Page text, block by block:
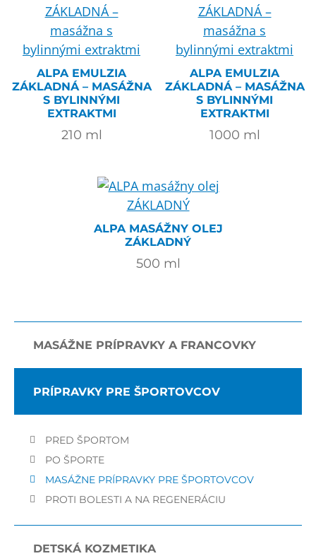
ALPA EMULZIA
ZÁKLADNÁ – MASÁŽNA
S BYLINNÝMI
EXTRAKTMI
210 ml
ALPA EMULZIA
ZÁKLADNÁ – MASÁŽNA
S BYLINNÝMI
EXTRAKTMI
1000 ml
ALPA MASÁŽNY OLEJ
ZÁKLADNÝ
500 ml
MASÁŽNE PRÍPRAVKY A FRANCOVKY
PRÍPRAVKY PRE ŠPORTOVCOV
PRED ŠPORTOM
PO ŠPORTE
MASÁŽNE PRÍPRAVKY PRE ŠPORTOVCOV
PROTI BOLESTI A NA REGENERÁCIU
DETSKÁ KOZMETIKA